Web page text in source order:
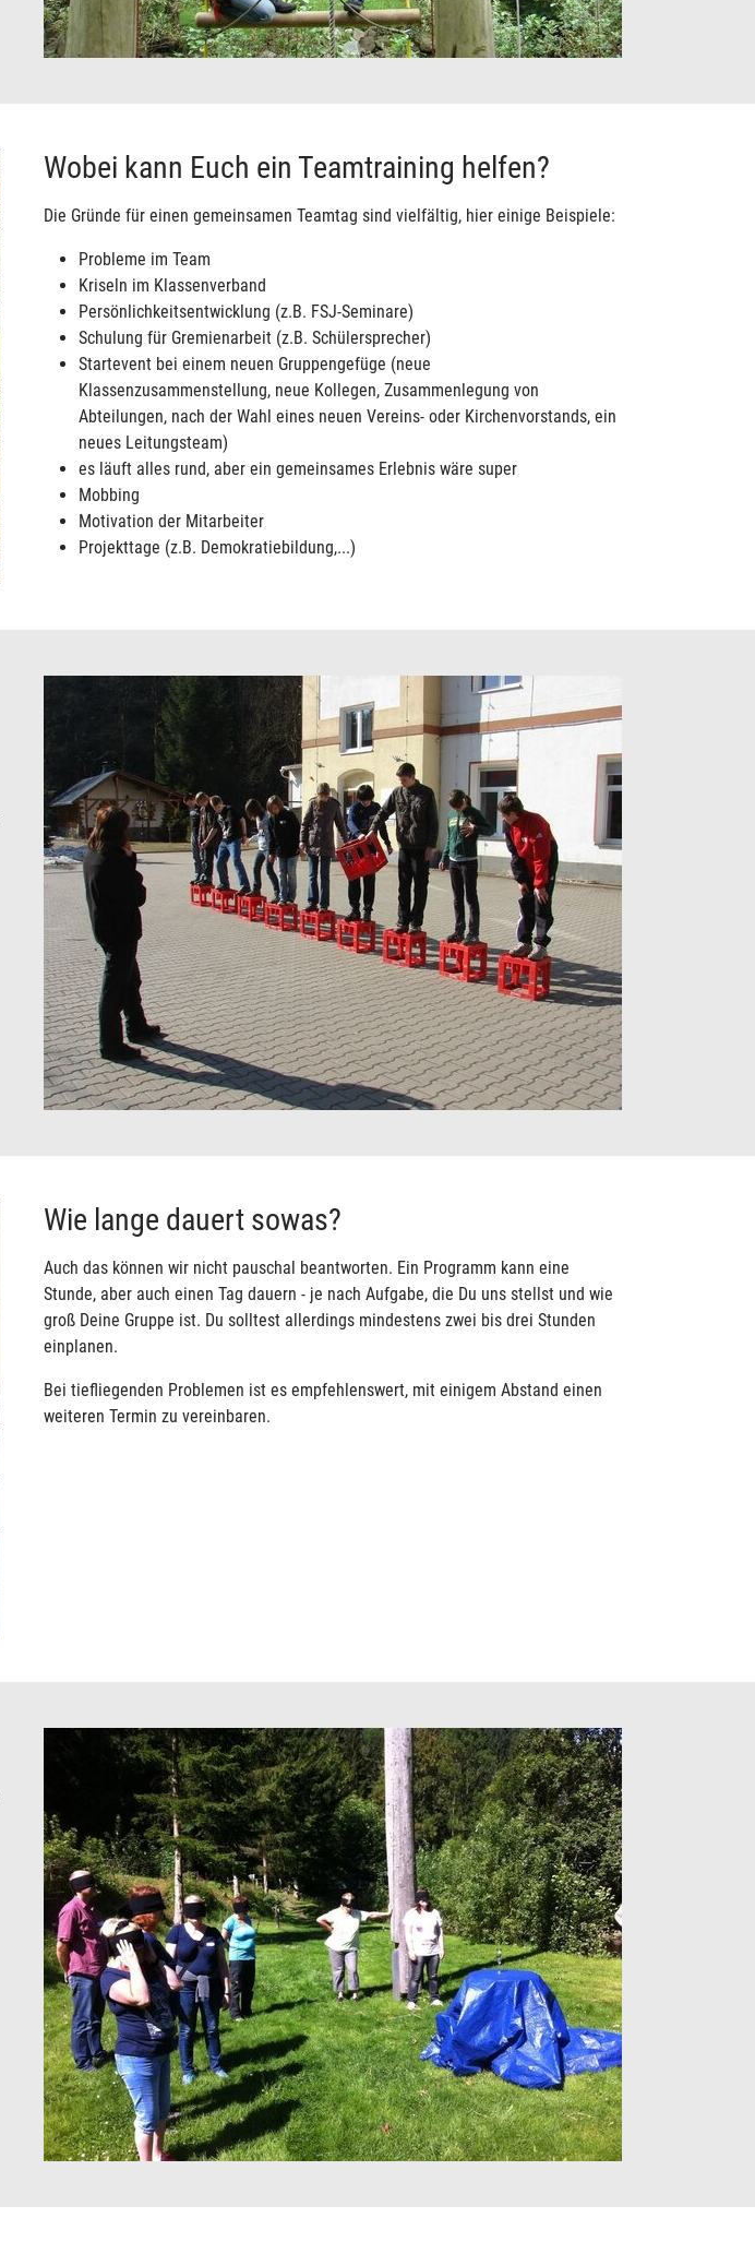
Wobei kann Euch ein Teamtraining helfen?
Die Gründe für einen gemeinsamen Teamtag sind vielfältig, hier einige Beispiele:
Probleme im Team
Kriseln im Klassenverband
Persönlichkeitsentwicklung (z.B. FSJ-Seminare)
Schulung für Gremienarbeit (z.B. Schülersprecher)
Startevent bei einem neuen Gruppengefüge (neue
Klassenzusammenstellung, neue Kollegen, Zusammenlegung von
Abteilungen, nach der Wahl eines neuen Vereins- oder Kirchenvorstands, ein
neues Leitungsteam)
es läuft alles rund, aber ein gemeinsames Erlebnis wäre super
Mobbing
Motivation der Mitarbeiter
Projekttage (z.B. Demokratiebildung,...)
Wie lange dauert sowas?
Auch das können wir nicht pauschal beantworten. Ein Programm kann eine
Stunde, aber auch einen Tag dauern - je nach Aufgabe, die Du uns stellst und wie
groß Deine Gruppe ist. Du solltest allerdings mindestens zwei bis drei Stunden
einplanen.
Bei tiefliegenden Problemen ist es empfehlenswert, mit einigem Abstand einen
weiteren Termin zu vereinbaren.